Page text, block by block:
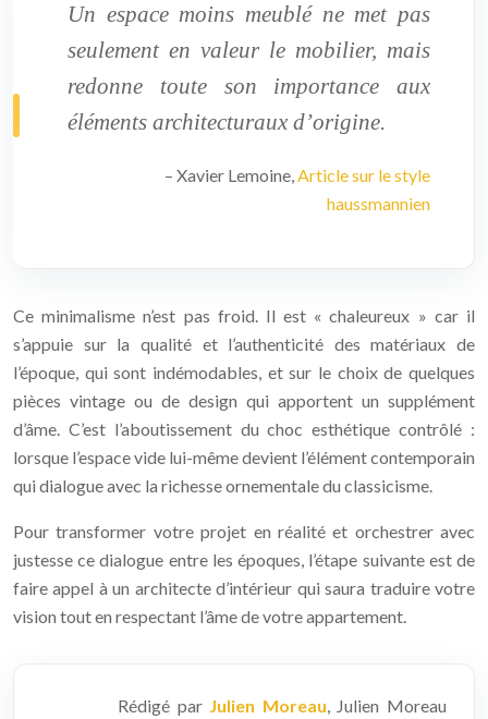
Un espace moins meublé ne met pas
seulement en valeur le mobilier, mais
redonne toute son importance aux
éléments architecturaux d’origine.
– Xavier Lemoine,Article sur le style
haussmannien
Ce minimalisme n’est pas froid. Il est « chaleureux » car il
s’appuie sur la qualité et l’authenticité des matériaux de
l’époque, qui sont indémodables, et sur le choix de quelques
pièces vintage ou de design qui apportent un supplément
d’âme. C’est l’aboutissement du choc esthétique contrôlé :
lorsque l’espace vide lui-même devient l’élément contemporain
qui dialogue avec la richesse ornementale du classicisme.
Pour transformer votre projet en réalité et orchestrer avec
justesse ce dialogue entre les époques, l’étape suivante est de
faire appel à un architecte d’intérieur qui saura traduire votre
vision tout en respectant l’âme de votre appartement.
Rédigé par Julien Moreau, Julien Moreau